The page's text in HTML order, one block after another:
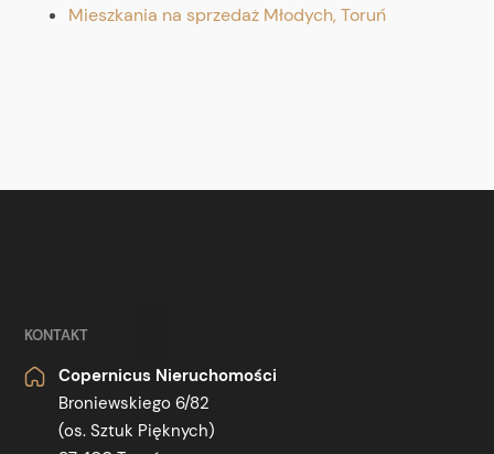
Mieszkania na sprzedaż Młodych, Toruń
KONTAKT
Copernicus Nieruchomości
Broniewskiego 6/82
(os. Sztuk Pięknych)